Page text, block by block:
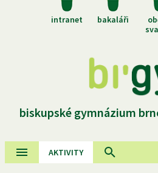
intranet bakaláři
biskupské gymnázium
AKTIVITY